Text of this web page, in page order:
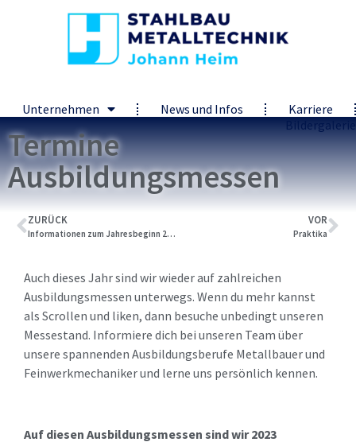
Unternehmen News und Infos
Karriere
Bildergalerie
Termine
Ausbildungsmessen
ZURÜCK
Informationen zum Jahresbeginn 2023
VOR
Praktika
Auch dieses Jahr sind wir wieder auf zahlreichen
Ausbildungsmessen unterwegs. Wenn du mehr kannst
als Scrollen und liken, dann besuche unbedingt unseren
Messestand. Informiere dich bei unseren Team über
unsere spannenden Ausbildungsberufe Metallbauer und
Feinwerkmechaniker und lerne uns persönlich kennen.
Auf diesen Ausbildungsmessen sind wir 2023